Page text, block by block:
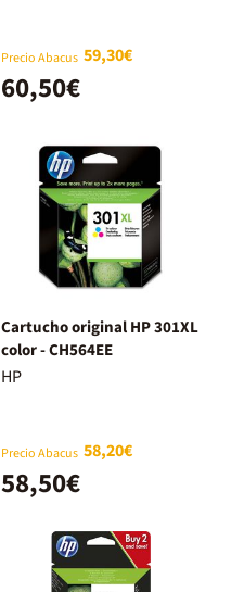
Precio Abacus 59,30€
60,50€
Cartucho original HP 301XL
color - CH564EE
HP
Precio Abacus 58,20€
58,50€